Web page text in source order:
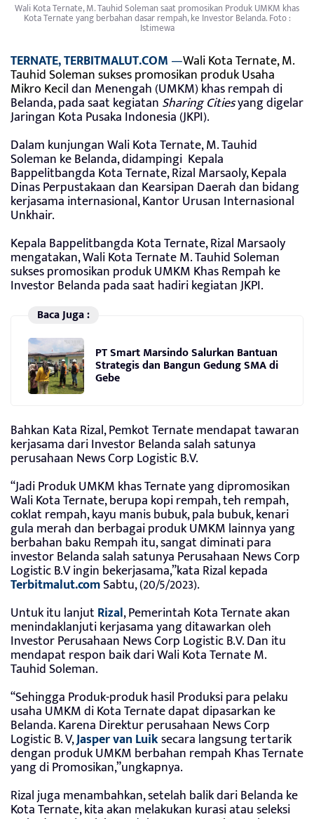
Wali Kota Ternate, M. Tauhid Soleman saat promosikan Produk UMKM khas
Kota Ternate yang berbahan dasar rempah, ke Investor Belanda. Foto :
Istimewa
TERNATE, TERBITMALUT.COM —Wali Kota Ternate, M.
Tauhid Soleman sukses promosikan produk Usaha
Mikro Kecil dan Menengah (UMKM) khas rempah di
Belanda, pada saat kegiatan Sharing Citiesyang digelar
Jaringan Kota Pusaka Indonesia (JKPI).
Dalam kunjungan Wali Kota Ternate, M. Tauhid
Soleman ke Belanda, didampingi Kepala
Bappelitbangda Kota Ternate, Rizal Marsaoly, Kepala
Dinas Perpustakaan dan Kearsipan Daerah dan bidang
kerjasama internasional, Kantor Urusan Internasional
Unkhair.
Kepala Bappelitbangda Kota Ternate, Rizal Marsaoly
mengatakan, Wali Kota Ternate M. Tauhid Soleman
sukses promosikan produk UMKM Khas Rempah ke
Investor Belanda pada saat hadiri kegiatan JKPI.
Baca Juga :
PT Smart Marsindo Salurkan Bantuan
Strategis dan Bangun Gedung SMA di
Gebe
Bahkan Kata Rizal, Pemkot Ternate mendapat tawaran
kerjasama dari Investor Belanda salah satunya
perusahaan News Corp Logistic B.V.
“Jadi Produk UMKM khas Ternate yang dipromosikan
Wali Kota Ternate, berupa kopi rempah, teh rempah,
coklat rempah, kayu manis bubuk, pala bubuk, kenari
gula merah dan berbagai produk UMKM lainnya yang
berbahan baku Rempah itu, sangat diminati para
investor Belanda salah satunya Perusahaan News Corp
Logistic B.V ingin bekerjasama,”kata Rizal kepada
Terbitmalut.comSabtu, (20/5/2023).
Untuk itu lanjut Rizal, Pemerintah Kota Ternate akan
menindaklanjuti kerjasama yang ditawarkan oleh
Investor Perusahaan News Corp Logistic B.V. Dan itu
mendapat respon baik dari Wali Kota Ternate M.
Tauhid Soleman.
“Sehingga Produk-produk hasil Produksi para pelaku
usaha UMKM di Kota Ternate dapat dipasarkan ke
Belanda. Karena Direktur perusahaan News Corp
Logistic B. V,Jasper van Luiksecara langsung tertarik
dengan produk UMKM berbahan rempah Khas Ternate
yang di Promosikan,”ungkapnya.
Rizal juga menambahkan, setelah balik dari Belanda ke
Kota Ternate, kita akan melakukan kurasi atau seleksi